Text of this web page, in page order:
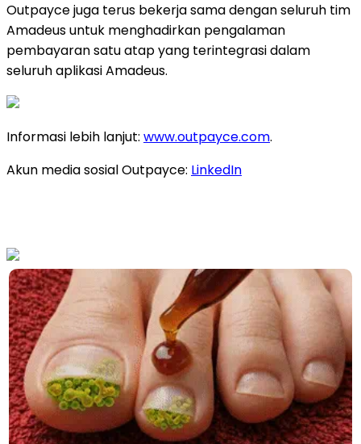
Outpayce juga terus bekerja sama dengan seluruh tim
Amadeus untuk menghadirkan pengalaman
pembayaran satu atap yang terintegrasi dalam
seluruh aplikasi Amadeus.
Informasi lebih lanjut: www.outpayce.com.
Akun media sosial Outpayce: LinkedIn